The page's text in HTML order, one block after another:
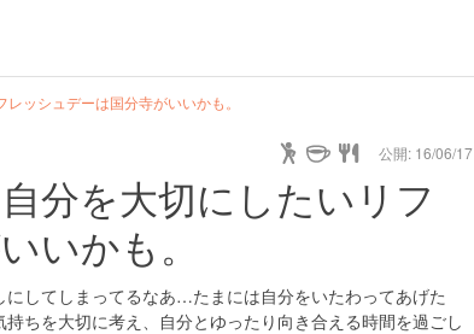
ッシュデーは国分寺がいいかも。
公開: 16/06/17
分を大切にしたいリフ
いかも。
してしまってるなあ…たまには自分をいたわってあげた
ちを大切に考え、自分とゆったり向き合える時間を過ごし